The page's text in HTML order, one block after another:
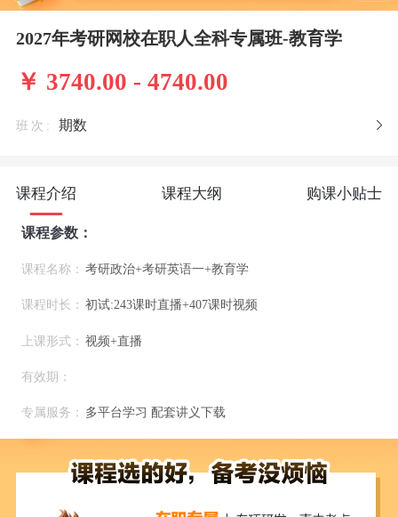
2027年考研网校在职人全科专属班-教育学
￥ 3740.00 - 4740.00
班次: 期数
课程介绍 课程大纲 购课小贴士
课程参数：
课程名称： 考研政治+考研英语一+教育学
课程时长： 初试:243课时直播+407课时视频
上课形式： 视频+直播
有效期：
专属服务： 多平台学习 配套讲义下载